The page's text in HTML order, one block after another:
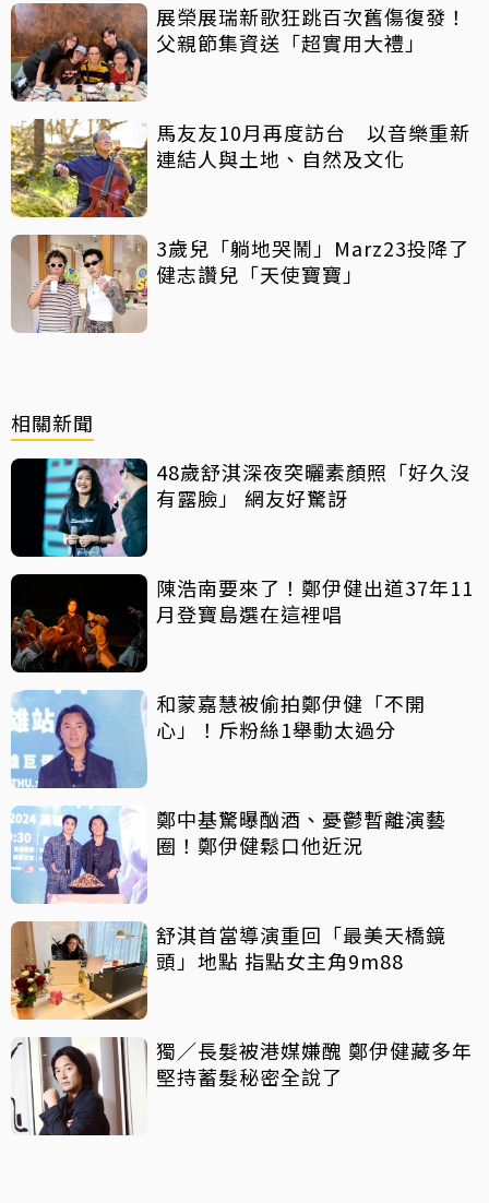
展榮展瑞新歌狂跳百次舊傷復發！
父親節集資送「超實用大禮」
馬友友10月再度訪台 以音樂重新
連結人與土地、自然及文化
3歲兒「躺地哭鬧」Marz23投降了
健志讚兒「天使寶寶」
相關新聞
48歲舒淇深夜突曬素顏照「好久沒
有露臉」 網友好驚訝
陳浩南要來了！鄭伊健出道37年11
月登寶島選在這裡唱
和蒙嘉慧被偷拍鄭伊健「不開
心」！斥粉絲1舉動太過分
鄭中基驚曝酗酒、憂鬱暫離演藝
圈！鄭伊健鬆口他近況
舒淇首當導演重回「最美天橋鏡
頭」地點 指點女主角9m88
獨／長髮被港媒嫌醜 鄭伊健藏多年
堅持蓄髮秘密全說了